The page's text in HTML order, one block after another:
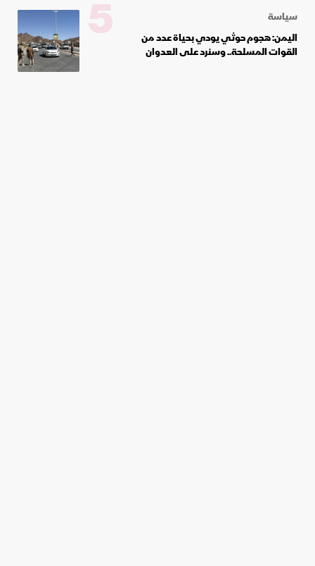
سياسة
اليمن: هجوم حوثي يودي بحياة عدد من
القوات المسلحة.. وسنرد على العدوان
5